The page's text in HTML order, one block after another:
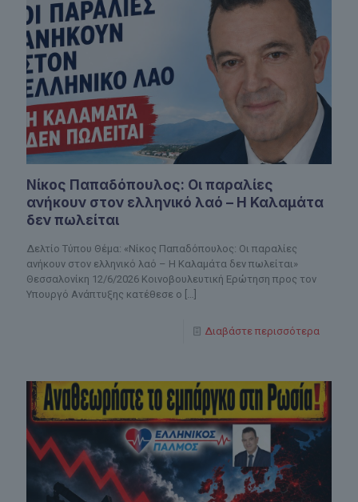
Νίκος Παπαδόπουλος: Οι παραλίες
ανήκουν στον ελληνικό λαό – Η Καλαμάτα
δεν πωλείται
Δελτίο Τύπου Θέμα: «Νίκος Παπαδόπουλος: Οι παραλίες
ανήκουν στον ελληνικό λαό – Η Καλαμάτα δεν πωλείται»
Θεσσαλονίκη 12/6/2026 Κοινοβουλευτική Ερώτηση προς τον
Υπουργό Ανάπτυξης κατέθεσε ο […]
Διαβάστε περισσότερα